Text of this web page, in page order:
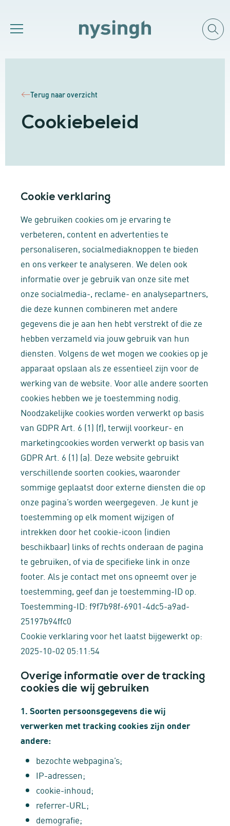
Terug naar overzicht
Cookiebeleid
Cookie verklaring
We gebruiken cookies om je ervaring te
verbeteren, content en advertenties te
personaliseren, socialmediaknoppen te bieden
en ons verkeer te analyseren. We delen ook
informatie over je gebruik van onze site met
onze socialmedia-, reclame- en analysepartners,
die deze kunnen combineren met andere
gegevens die je aan hen hebt verstrekt of die ze
hebben verzameld via jouw gebruik van hun
diensten. Volgens de wet mogen we cookies op je
apparaat opslaan als ze essentieel zijn voor de
werking van de website. Voor alle andere soorten
cookies hebben we je toestemming nodig.
Noodzakelijke cookies worden verwerkt op basis
van GDPR Art. 6 (1) (f), terwijl voorkeur- en
marketingcookies worden verwerkt op basis van
GDPR Art. 6 (1) (a). Deze website gebruikt
verschillende soorten cookies, waaronder
sommige geplaatst door externe diensten die op
onze pagina’s worden weergegeven. Je kunt je
toestemming op elk moment wijzigen of
intrekken door het cookie-icoon (indien
beschikbaar) links of rechts onderaan de pagina
te gebruiken, of via de specifieke link in onze
footer. Als je contact met ons opneemt over je
toestemming, geef dan je toestemming-ID op.
Toestemming-ID: f9f7b98f-6901-4dc5-a9ad-
25197b94ffc0
Cookie verklaring voor het laatst bijgewerkt op:
2025-10-02 05:11:54
Overige informatie over de tracking
cookies die wij gebruiken
1. Soorten persoonsgegevens die wij
verwerken met tracking cookies zijn onder
andere:
bezochte webpagina’s;
IP-adressen;
cookie-inhoud;
referrer-URL;
demografie;